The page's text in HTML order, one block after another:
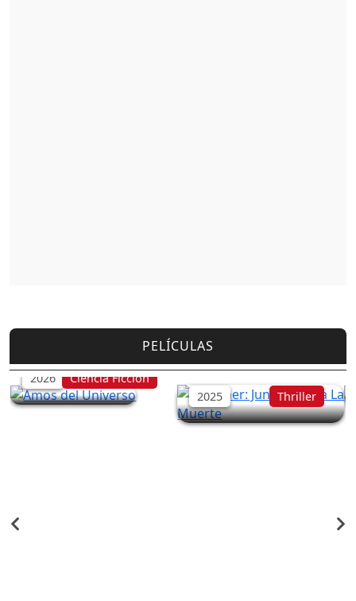
PELÍCULAS
2026 Ciencia Ficción
Together: Juntos Hasta
La Muerte
2025 Thriller